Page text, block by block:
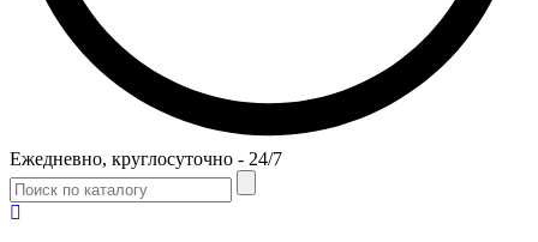
Ежедневно, круглосуточно - 24/7